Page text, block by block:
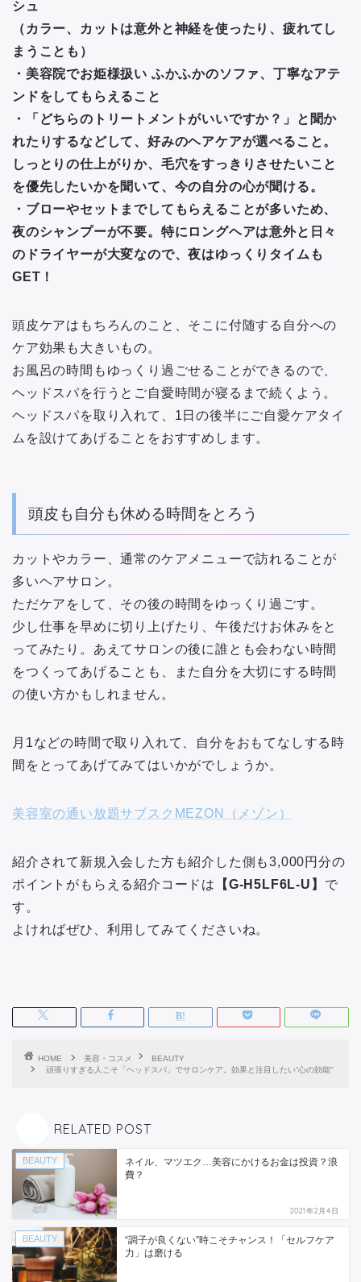
シュ
（カラー、カットは意外と神経を使ったり、疲れてし
まうことも）
・美容院でお姫様扱い ふかふかのソファ、丁寧なアテ
ンドをしてもらえること
・「どちらのトリートメントがいいですか？」と聞か
れたりするなどして、好みのヘアケアが選べること。
しっとりの仕上がりか、毛穴をすっきりさせたいこと
を優先したいかを聞いて、今の自分の心が聞ける。
・ブローやセットまでしてもらえることが多いため、
夜のシャンプーが不要。特にロングヘアは意外と日々
のドライヤーが大変なので、夜はゆっくりタイムも
GET！
頭皮ケアはもちろんのこと、そこに付随する自分への
ケア効果も大きいもの。
お風呂の時間もゆっくり過ごせることができるので、
ヘッドスパを行うとご自愛時間が寝るまで続くよう。
ヘッドスパを取り入れて、1日の後半にご自愛ケアタイ
ムを設けてあげることをおすすめします。
頭皮も自分も休める時間をとろう
カットやカラー、通常のケアメニューで訪れることが
多いヘアサロン。
ただケアをして、その後の時間をゆっくり過ごす。
少し仕事を早めに切り上げたり、午後だけお休みをと
ってみたり。あえてサロンの後に誰とも会わない時間
をつくってあげることも、また自分を大切にする時間
の使い方かもしれません。
月1などの時間で取り入れて、自分をおもてなしする時
間をとってあげてみてはいかがでしょうか。
美容室の通い放題サブスクMEZON（メゾン）
紹介されて新規入会した方も紹介した側も3,000円分の
ポイントがもらえる紹介コードは
【G-H5LF6L-U】 で
す。
よければぜひ、利用してみてくださいね。
HOME 美容・コスメ
BEAUTY
頑張りすぎる人こそ「ヘッドスパ」でサロンケア。効果と注目したい“心の効能”
RELATED POST
BEAUTY
ネイル、マツエク…美容にかけるお金は投資？浪
費？
2021年2月4日
BEAUTY
“調子が良くない”時こそチャンス！「セルフケア
力」は磨ける